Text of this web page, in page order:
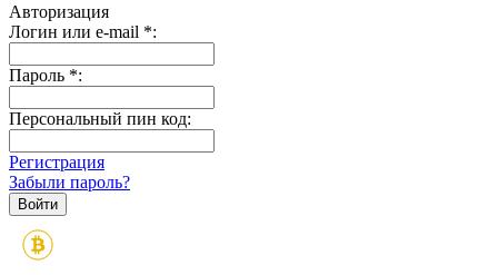
Авторизация
Логин или e-mail *:
Пароль *:
Персональный пин код:
Регистрация
Забыли пароль?